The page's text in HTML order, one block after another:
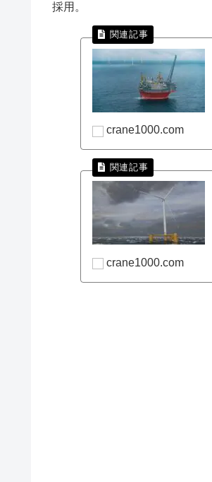
採用。
crane1000.com
crane1000.com